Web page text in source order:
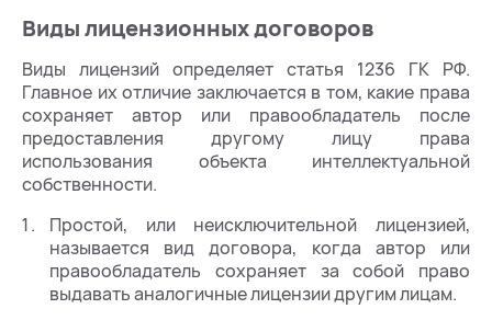
Виды лицензионных договоров
Виды лицензий определяет статья 1236 ГК РФ.
Главное их отличие заключается в том, какие права
сохраняет автор или правообладатель после
предоставления другому лицу права
использования объекта интеллектуальной
собственности.
Простой, или неисключительной лицензией,
называется вид договора, когда автор или
правообладатель сохраняет за собой право
выдавать аналогичные лицензии другим лицам.